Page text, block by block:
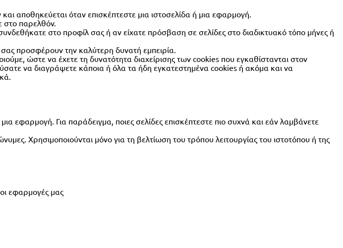
αποθηκεύεται όταν επισκέπτεστε μια ιστοσελίδα ή μια εφαρμογή.
στο παρελθόν.
στο προφίλ σας ή αν είχατε πρόσβαση σε σελίδες στο διαδικτυακό τόπο μήνες ή
προσφέρουν την καλύτερη δυνατή εμπειρία.
ώστε να έχετε τη δυνατότητα διαχείρισης των cookies που εγκαθίστανται στον
να διαγράψετε κάποια ή όλα τα ήδη εγκατεστημένα cookies ή ακόμα και να
εφαρμογή. Για παράδειγμα, ποιες σελίδες επισκέπτεστε πιο συχνά και εάν λαμβάνετε
Χρησιμοποιούνται μόνο για τη βελτίωση του τρόπου λειτουργίας του ιστοτόπου ή της
οι εφαρμογές μας